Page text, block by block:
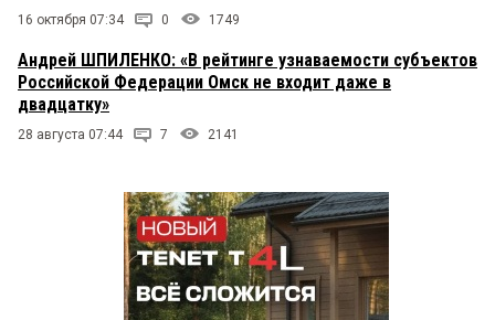
16 октября 07:34 0 1749
Андрей ШПИЛЕНКО: «В рейтинге узнаваемости субъектов
Российской Федерации Омск не входит даже в
двадцатку»
28 августа 07:44 7 2141